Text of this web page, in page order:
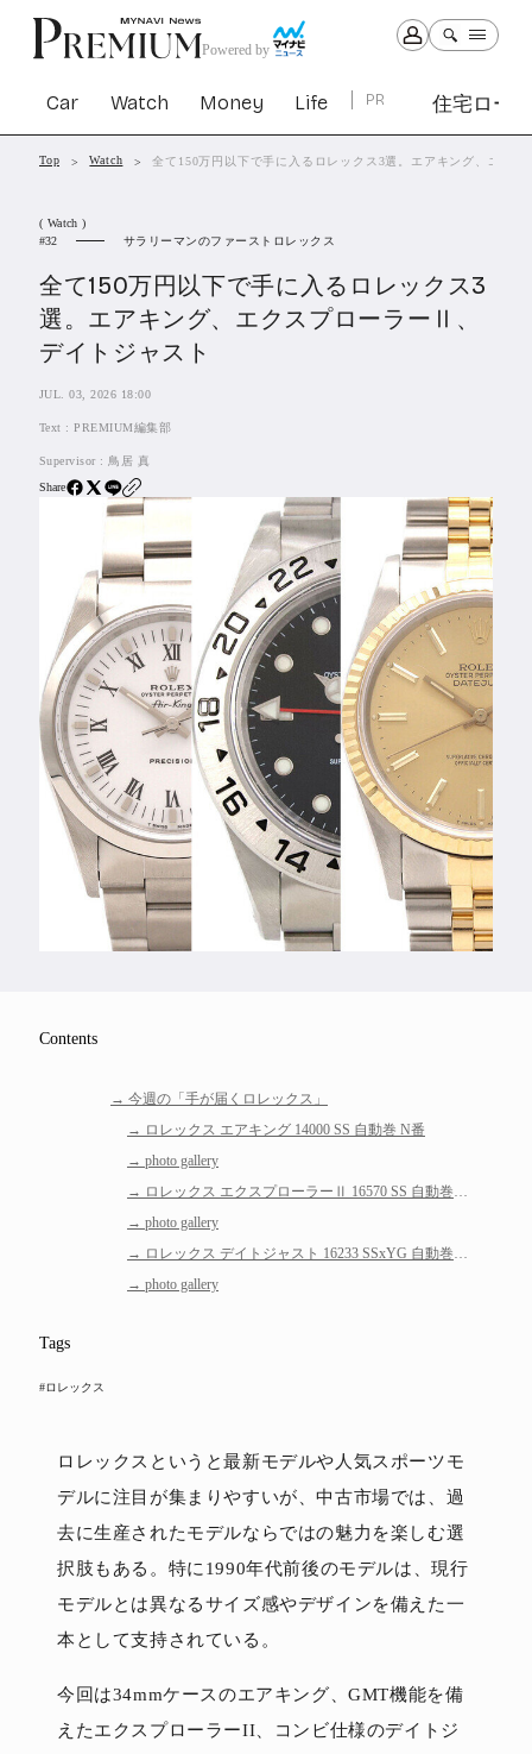
Powered by
Car Watch Money Life PR 住宅ロー
Car Watch Money
PR
住宅ローン
SBIネオトレード証券
特集&連載記事
Feature
Series
Top Watch 全て150万円以下で手に入るロレックス3選。エアキング、エク
( Watch )
32
サラリーマンのファーストロレックス
全て150万円以下で手に入るロレックス3
選。エアキング、エクスプローラーⅡ、
デイトジャスト
JUL. 03, 2026 18:00
Text :PREMIUM編集部
Supervisor : 鳥居 真
Share
Contents
今週の「手が届くロレックス」
ロレックス エアキング 14000 SS 自動巻 N番
photo gallery
ロレックス エクスプローラーⅡ 16570 SS 自動巻 A
photo gallery
ロレックス デイトジャスト 16233 SSxYG 自動巻 L
photo gallery
Tags
#ロレックス
ロレックスというと最新モデルや人気スポーツモ
デルに注目が集まりやすいが、中古市場では、過
去に生産されたモデルならではの魅力を楽しむ選
択肢もある。特に1990年代前後のモデルは、現行
モデルとは異なるサイズ感やデザインを備えた一
本として支持されている。
今回は34mmケースのエアキング、GMT機能を備
えたエクスプローラーII、コンビ仕様のデイトジ